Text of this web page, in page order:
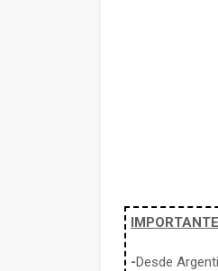
-Desde